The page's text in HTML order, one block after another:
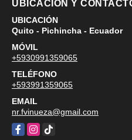
UBICACIÓN Y CONTACTO
UBICACIÓN
Quito - Pichincha - Ecuador
MÓVIL
+5930991359065
TELÉFONO
+593991359065
EMAIL
nr.fvinueza@gmail.com